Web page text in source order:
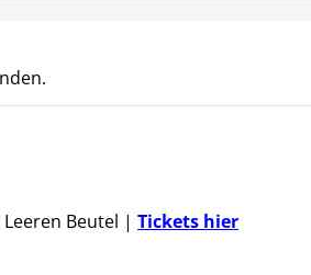
Beutel | Tickets hier